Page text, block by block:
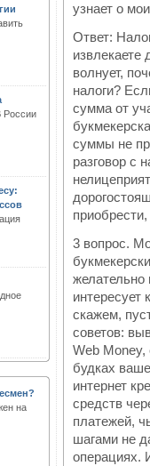
России
на
узнает о
Ответ:
волнует,
налоги?
сумма от
суммы не
разговор с
3 вопрос.
желательно
интересует
скажем,
советов:
Web Money,
будках
интернет
средств
платежей,
шагами не
операциях.